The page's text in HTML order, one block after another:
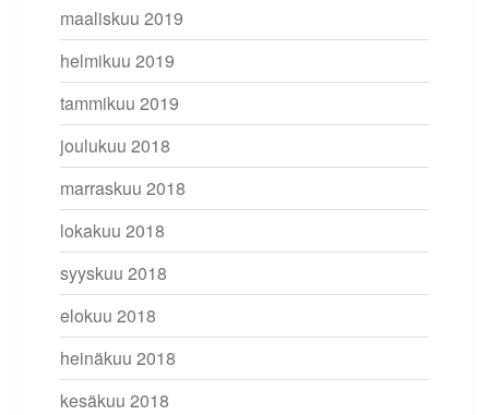
maaliskuu 2019
helmikuu 2019
tammikuu 2019
joulukuu 2018
marraskuu 2018
lokakuu 2018
syyskuu 2018
elokuu 2018
heinäkuu 2018
kesäkuu 2018